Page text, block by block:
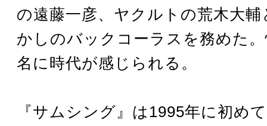
の遠藤一彦、ヤクルトの荒木大
かしのバックコーラスを務めた
名に時代が感じられる。
『サムシング』は1995年に初め